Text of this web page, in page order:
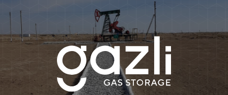
агрегатов единичной мощностью 41 МВт
производства компании Siemens Energy –
мирового лидера в области поставки
продуктов, решений, систем и технологий
для добычи, переработки и
транспортировки нефти и газа,
производства энергии и тепла